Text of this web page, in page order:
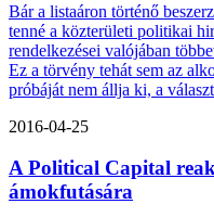
Bár a listaáron történő
tenné a közterületi politikai
rendelkezései valójában
Ez a törvény tehát sem az
próbáját nem állja ki, a
2016-04-25
A Political Capital
ámokfutására